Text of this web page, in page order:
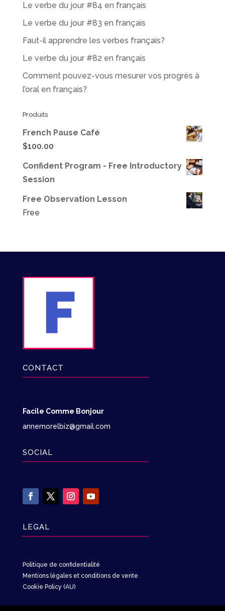
Le verbe du jour #84 en français
Le verbe du jour #83 en français
Faut-il apprendre les verbes français?
Le verbe du jour #82 en français
Comment pouvez-vous mesurer vos progrès à
l’oral en français?
Produits
French Pause Café
$100.00
Confident Program - Free Introductory
Session
Free Observation Lesson
Free
CONTACT
Facile Comme Bonjour
annemorelbiz@gmail.com
SOCIAL
LEGAL
Politique de confidentialité
Mentions légales et conditions de vente
Cookie Policy (AU)